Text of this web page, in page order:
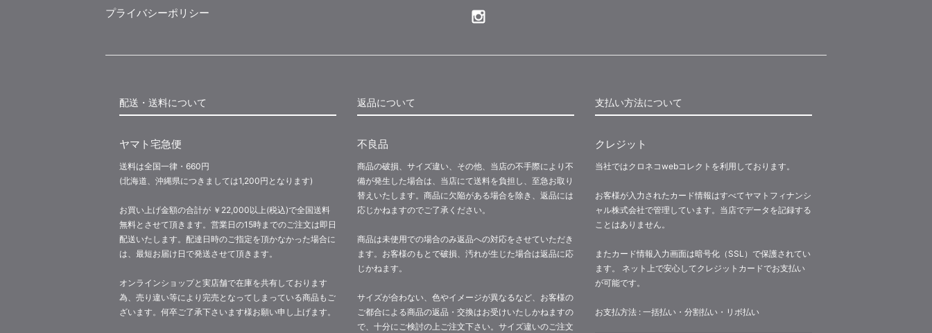
プライバシーポリシー
配送・送料について
ヤマト宅急便
送料は全国一律・660円
(北海道、沖縄県につきましては1,200円となります)
お買い上げ金額の合計が ￥22,000以上(税込)で全国送料
無料とさせて頂きます。営業日の15時までのご注文は即日
配送いたします。配達日時のご指定を頂かなかった場合に
は、最短お届け日で発送させて頂きます。
オンラインショップと実店舗で在庫を共有しております
為、売り違い等により完売となってしまっている商品もご
ざいます。何卒ご了承下さいます様お願い申し上げます。
返品について
不良品
商品の破損、サイズ違い、その他、当店の不手際により不
備が発生した場合は、当店にて送料を負担し、至急お取り
替えいたします。商品に欠陥がある場合を除き、返品には
応じかねますのでご了承ください。
商品は未使用での場合のみ返品への対応をさせていただき
ます。お客様のもとで破損、汚れが生じた場合は返品に応
じかねます。
サイズが合わない、色やイメージが異なるなど、お客様の
ご都合による商品の返品・交換はお受けいたしかねますの
で、十分にご検討の上ご注文下さい。サイズ違いのご注文
支払い方法について
クレジット
当社ではクロネコwebコレクトを利用しております。
お客様が入力されたカード情報はすべてヤマトフィナンシ
ャル株式会社で管理しています。当店でデータを記録する
ことはありません。
またカード情報入力画面は暗号化（SSL）で保護されてい
ます。 ネット上で安心してクレジットカードでお支払い
が可能です。
お支払方法 : 一括払い・分割払い・リボ払い